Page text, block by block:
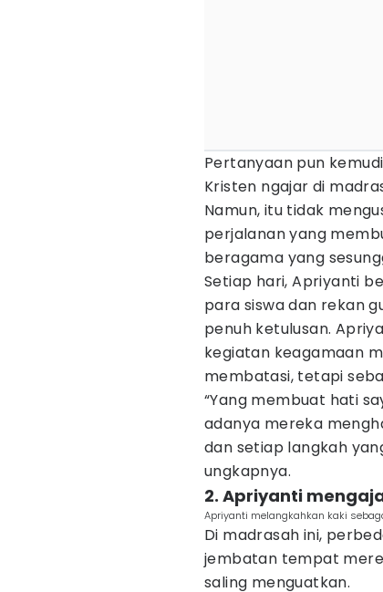
Pertanyaan pun
Kristen ngajar di
Namun, itu tidak
perjalanan yang
beragama yang
Setiap hari, Apriyanti
para siswa dan rekan
penuh ketulusan.
kegiatan keagamaan
membatasi, tetapi
“Yang membuat hati
adanya mereka
dan setiap langkah
ungkapnya.
2. Apriyanti
Apriyanti melangkahkan kaki
Di madrasah ini,
jembatan tempat
saling menguatkan.